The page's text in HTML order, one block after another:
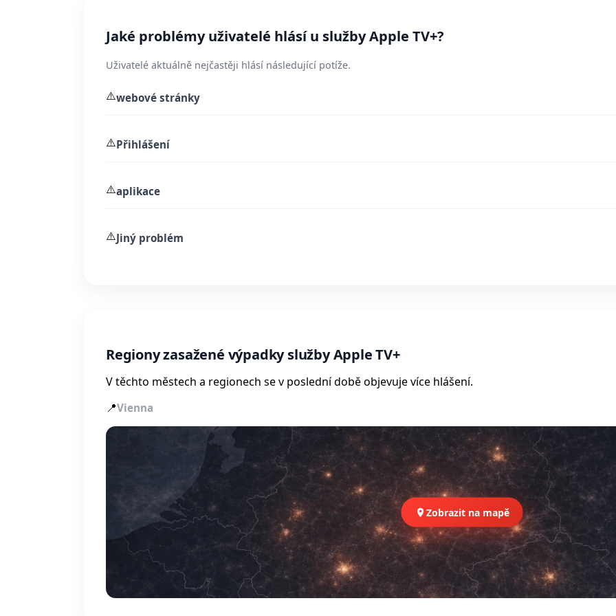
Jaké problémy uživatelé hlásí u služby Apple TV+?
Uživatelé aktuálně nejčastěji hlásí následující potíže.
⚠️webové stránky
⚠️Přihlášení
⚠️aplikace
⚠️Jiný problém
Regiony zasažené výpadky služby Apple TV+
V těchto městech a regionech se v poslední době objevuje více hlášení.
📍Vienna
Zobrazit na mapě